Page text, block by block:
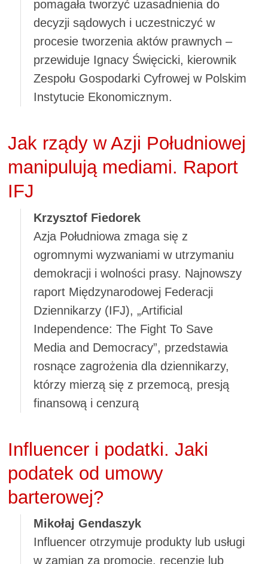
pomagała tworzyć uzasadnienia do
decyzji sądowych i uczestniczyć w
procesie tworzenia aktów prawnych –
przewiduje Ignacy Święcicki, kierownik
Zespołu Gospodarki Cyfrowej w Polskim
Instytucie Ekonomicznym.
Jak rządy w Azji Południowej
manipulują mediami. Raport
IFJ
Krzysztof Fiedorek
Azja Południowa zmaga się z
ogromnymi wyzwaniami w utrzymaniu
demokracji i wolności prasy. Najnowszy
raport Międzynarodowej Federacji
Dziennikarzy (IFJ), „Artificial
Independence: The Fight To Save
Media and Democracy”, przedstawia
rosnące zagrożenia dla dziennikarzy,
którzy mierzą się z przemocą, presją
finansową i cenzurą
Influencer i podatki. Jaki
podatek od umowy
barterowej?
Mikołaj Gendaszyk
Influencer otrzymuje produkty lub usługi
w zamian za promocję, recenzję lub